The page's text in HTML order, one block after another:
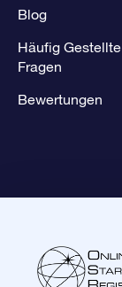
Blog
Häufig Gestellte
Fragen
Bewertungen